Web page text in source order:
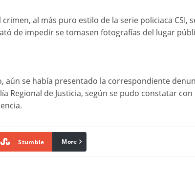
al más puro estilo de la serie policiaca CSI,
de impedir se tomasen fotografías del lugar
aún se había presentado la correspondiente
Regional de Justicia, según se pudo constatar con
Stumble linkedin
More